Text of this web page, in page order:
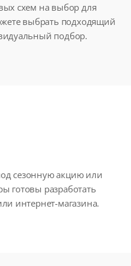
схем на выбор для
выбрать подходящий
подбор.
сезонную акцию или
готовы разработать
интернет-магазина.